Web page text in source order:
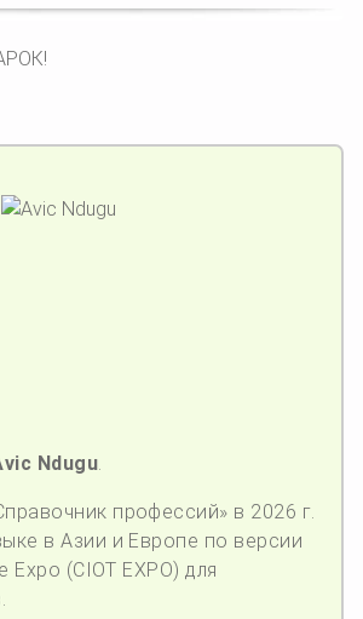
Ndugu.
профессий» в 2026 г.
в Азии и Европе по версии
Expo (CIOT EXPO) для